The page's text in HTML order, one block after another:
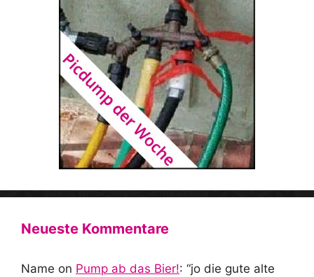
Neueste Kommentare
Name on Pump ab das Bier!: “jo die gute alte